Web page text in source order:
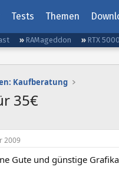
Tests Themen
RAMageddon RTX
Kaufberatung
35€
2009
Gute und günstige